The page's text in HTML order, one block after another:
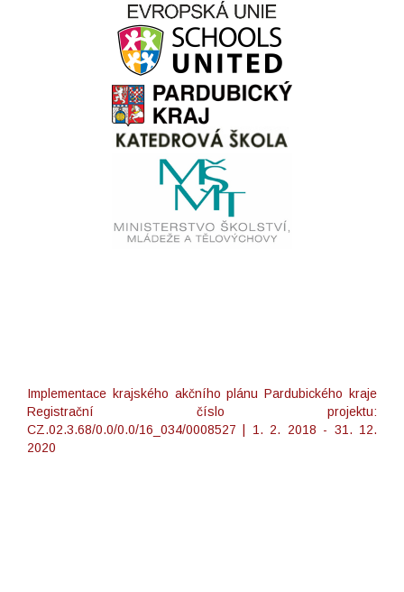
Implementace krajského akčního plánu Pardubického kraje
Registrační číslo projektu:
CZ.02.3.68/0.0/0.0/16_034/0008527 | 1. 2. 2018 - 31. 12.
2020